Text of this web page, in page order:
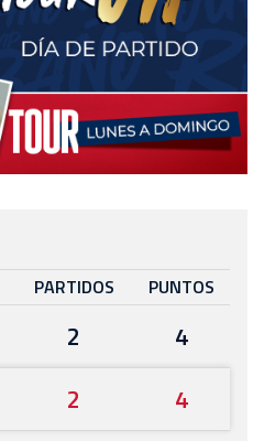
PARTIDOS PUNTOS
2
4
2
4